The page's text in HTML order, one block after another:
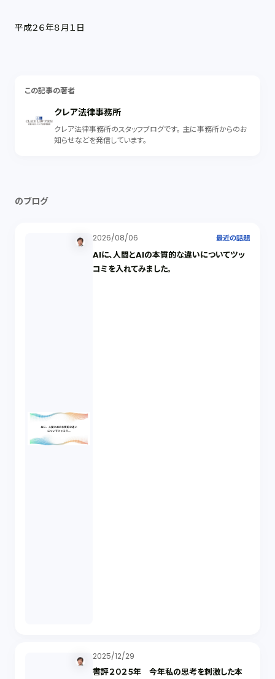
平成２６年８月１日
この記事の著者
クレア法律事務所
クレア法律事務所のスタッフブログです。 主に事務所からのお
知らせなどを発信しています。
のブログ
2026/08/06 最近の話題
AIに、人間とAIの本質的な違いについてツッ
コミを入れてみました。
2025/12/29
書評２０２５年 今年私の思考を刺激した本